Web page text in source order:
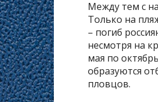
Между тем с
Только на
– погиб
несмотря на
мая по
образуются
пловцов.